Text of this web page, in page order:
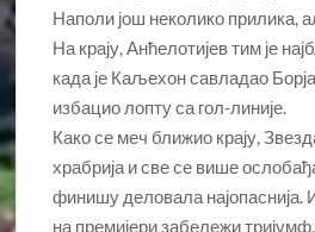
Наполи још неколико прилика,
На крају, Анћелотијев тим је
када је Каљехон савладао
избацио лопту са гол-линије.
Како се меч ближио крају,
храбрија и све се више
финишу деловала најопаснија.
на премијери забележи